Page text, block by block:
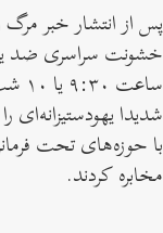
پس از انتشار خبر
خشونت سراسری ضد
شدیدا یهودستیزانه‌ای
با حوزه‌های تحت
مخابره کردند.